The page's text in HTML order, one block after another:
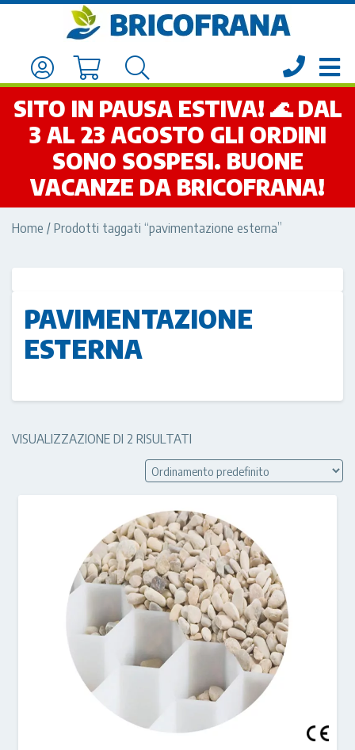
SITO IN PAUSA ESTIVA! 🌊 DAL
3 AL 23 AGOSTO GLI ORDINI
SONO SOSPESI. BUONE
VACANZE DA BRICOFRANA!
Home / Prodotti taggati “pavimentazione esterna”
PAVIMENTAZIONE
ESTERNA
VISUALIZZAZIONE DI 2 RISULTATI